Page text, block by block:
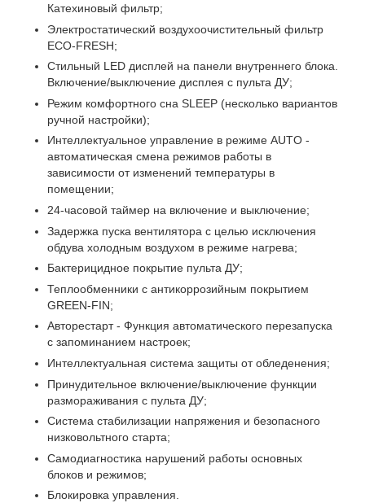
Катехиновый фильтр;
Электростатический воздухоочистительный фильтр
ЕСО-FRESH;
Стильный LED дисплей на панели внутреннего блока.
Включение/выключение дисплея с пульта ДУ;
Режим комфортного сна SLЕЕР (несколько вариантов
ручной настройки);
Интеллектуальное управление в режиме AUTO -
автоматическая смена режимов работы в
зависимости от изменений температуры в
помещении;
24-часовой таймер на включение и выключение;
Задержка пуска вентилятора с целью исключения
обдува холодным воздухом в режиме нагрева;
Бактерицидное покрытие пульта ДУ;
Теплообменники с антикоррозийным покрытием
GREEN-FIN;
Авторестарт - Функция автоматического перезапуска
с запоминанием настроек;
Интеллектуальная система защиты от обледенения;
Принудительное включение/выключение функции
размораживания с пульта ДУ;
Система стабилизации напряжения и безопасного
низковольтного старта;
Самодиагностика нарушений работы основных
блоков и режимов;
Блокировка управления.